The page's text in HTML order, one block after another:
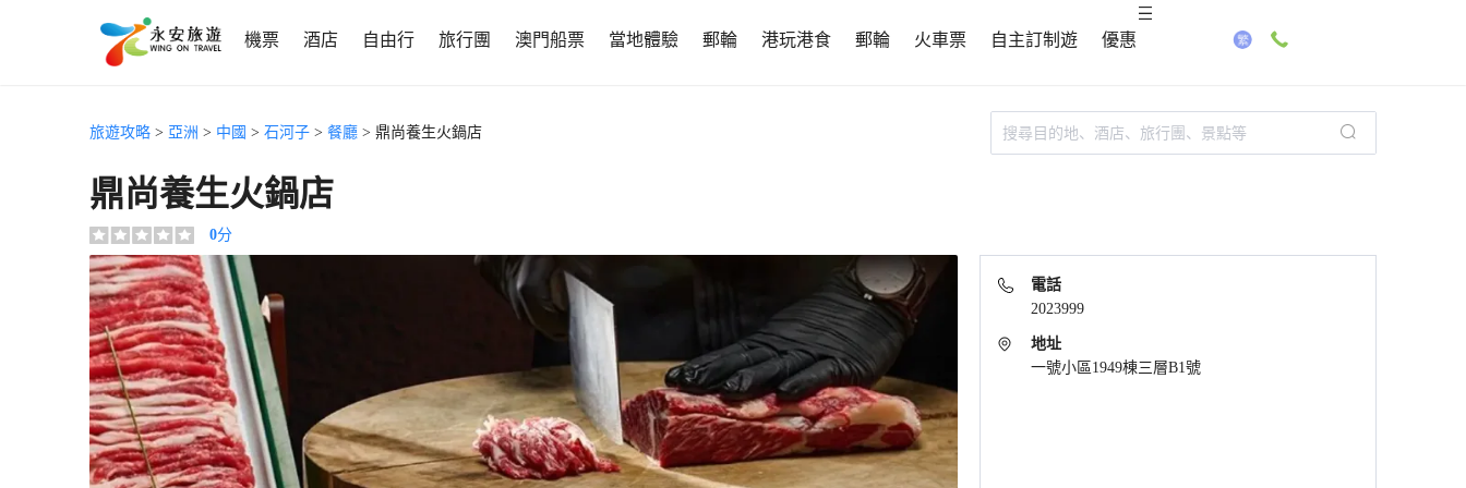
機票 酒店 自由行 旅行團 澳門船票 當地體驗 郵輪 港玩港食 郵輪 火車票 自主訂制遊 優惠
旅遊攻略 > 亞洲 > 中國 > 石河子 > 餐廳 > 鼎尚養生火鍋店
鼎尚養生火鍋店
0分
電話
2023999
地址
一號小區1949棟三層B1號